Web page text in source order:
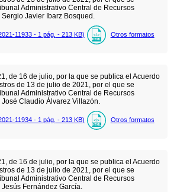
Administrativo Central de Recursos
Javier Ibarz Bosqued.
11933 - 1 pág. - 213 KB) Otros formatos
de 16 de julio, por la que se publica el Acuerdo
de 13 de julio de 2021, por el que se
Administrativo Central de Recursos
Claudio Álvarez Villazón.
11934 - 1 pág. - 213 KB) Otros formatos
de 16 de julio, por la que se publica el Acuerdo
de 13 de julio de 2021, por el que se
Administrativo Central de Recursos
Fernández García.